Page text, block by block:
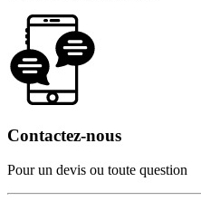
Contactez-nous
Pour un devis ou toute question